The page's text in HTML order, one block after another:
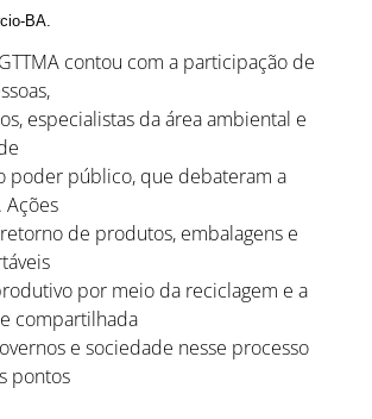
BA.
contou com a participação de
especialistas da área ambiental e
poder público, que debateram a
Ações
de produtos, embalagens e
por meio da reciclagem e a
compartilhada
e sociedade nesse processo
pontos